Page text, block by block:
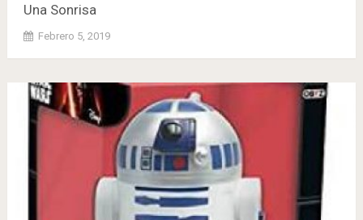
Una Sonrisa
Febrero 5, 2019